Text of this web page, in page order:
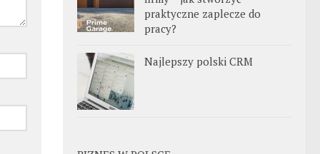
praktyczne zaplecze do
pracy?
Najlepszy polski CRM